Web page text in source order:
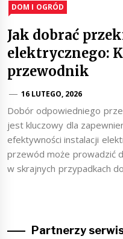
DOM I OGRÓD
Jak dobrać
elektrycznego:
przewodnik
16 LUTEGO, 2026
Dobór odpowiedniego
jest kluczowy dla
efektywności instalacji
przewód może prowadzić
w skrajnych przypadkach
Partnerzy